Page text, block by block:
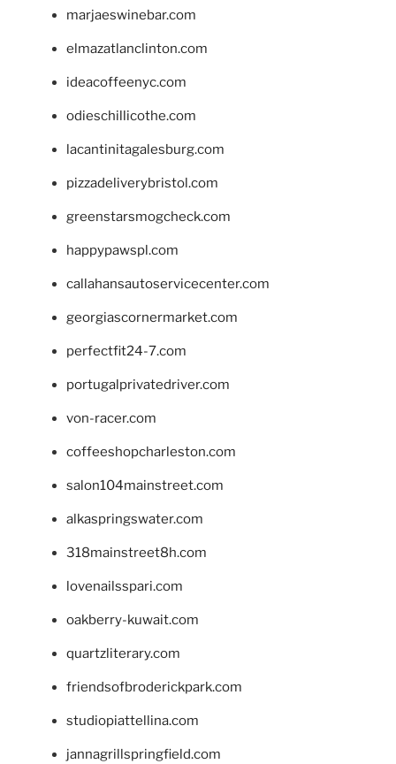
marjaeswinebar.com
elmazatlanclinton.com
ideacoffeenyc.com
odieschillicothe.com
lacantinitagalesburg.com
pizzadeliverybristol.com
greenstarsmogcheck.com
happypawspl.com
callahansautoservicecenter.com
georgiascornermarket.com
perfectfit24-7.com
portugalprivatedriver.com
von-racer.com
coffeeshopcharleston.com
salon104mainstreet.com
alkaspringswater.com
318mainstreet8h.com
lovenailsspari.com
oakberry-kuwait.com
quartzliterary.com
friendsofbroderickpark.com
studiopiattellina.com
jannagrillspringfield.com